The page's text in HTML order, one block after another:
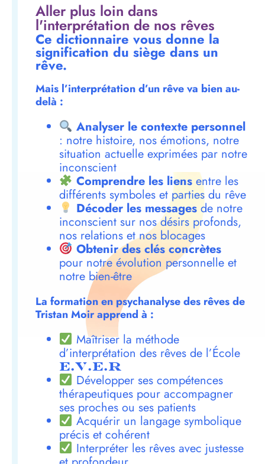
Aller plus loin dans
l'interprétation de nos rêves
Ce dictionnaire vous donne la
signification du siège dans un
rêve.
Mais l’interprétation d’un rêve va bien au-
delà :
Analyser le contexte personnel
: notre histoire, nos émotions, notre
situation actuelle exprimées par notre
inconscient
Comprendre les liensentre les
différents symboles et parties du rêve
Décoder les messagesde notre
inconscient sur nos désirs profonds,
nos relations et nos blocages
Obtenir des clés concrètes
pour notre évolution personnelle et
notre bien-être
La formation en psychanalyse des rêves de
Tristan Moir apprend à :
Maîtriser la méthode
d’interprétation des rêves de l’École
E.V.E.R
Développer ses compétences
thérapeutiques pour accompagner
ses proches ou ses patients
Acquérir un langage symbolique
précis et cohérent
Interpréter les rêves avec justesse